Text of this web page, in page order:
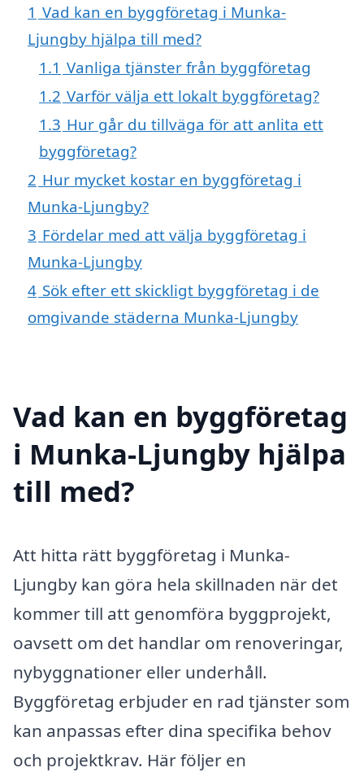
1 Vad kan en byggföretag i Munka-
Ljungby hjälpa till med?
1.1 Vanliga tjänster från byggföretag
1.2 Varför välja ett lokalt byggföretag?
1.3 Hur går du tillväga för att anlita ett
byggföretag?
2 Hur mycket kostar en byggföretag i
Munka-Ljungby?
3 Fördelar med att välja byggföretag i
Munka-Ljungby
4 Sök efter ett skickligt byggföretag i de
omgivande städerna Munka-Ljungby
Vad kan en byggföretag
i Munka-Ljungby hjälpa
till med?
Att hitta rätt byggföretag i Munka-
Ljungby kan göra hela skillnaden när det
kommer till att genomföra byggprojekt,
oavsett om det handlar om renoveringar,
nybyggnationer eller underhåll.
Byggföretag erbjuder en rad tjänster som
kan anpassas efter dina specifika behov
och projektkrav. Här följer en